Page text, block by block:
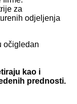
za
odjeljenja
očigledan
kao i
prednosti.